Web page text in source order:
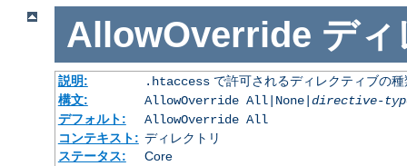
AllowOverride ディ
説明: .htaccessで許可されるディレクティブの種
構文:
AllowOverride All|None| directive-
デフォルト:
AllowOverride All
コンテキスト: ディレクトリ
ステータス:
Core